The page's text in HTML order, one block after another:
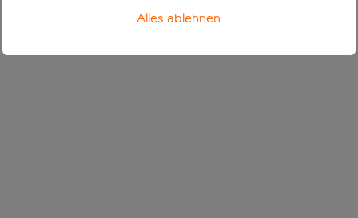
Alles ablehnen